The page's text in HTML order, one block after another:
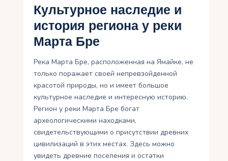
Культурное наследие и
история региона у реки
Марта Бре
Река Марта Бре, расположенная на Ямайке, не
только поражает своей непревзойденной
красотой природы, но и имеет большое
культурное наследие и интересную историю.
Регион у реки Марта Бре богат
археологическими находками,
свидетельствующими о присутствии древних
цивилизаций в этих местах. Здесь можно
увидеть древние поселения и остатки